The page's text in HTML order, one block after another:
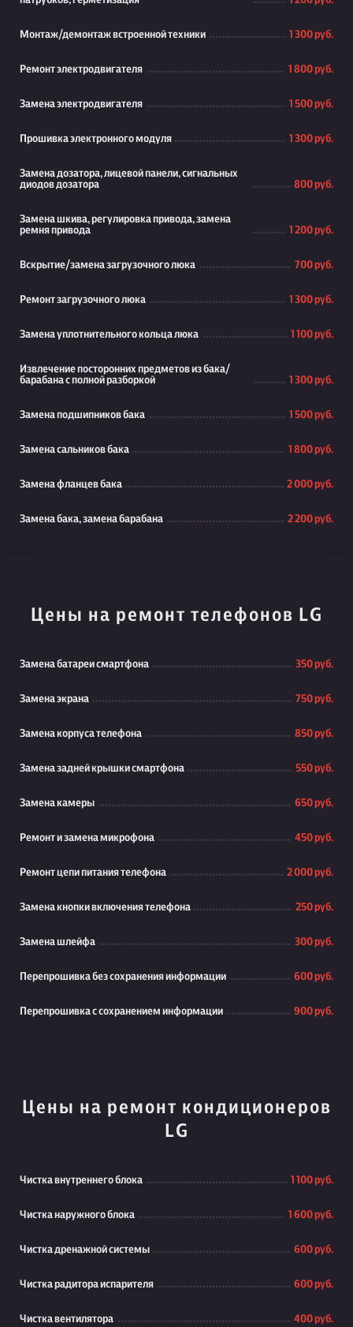
Монтаж/демонтаж встроенной техники 1 300 руб.
Ремонт электродвигателя 1 800 руб.
Замена электродвигателя 1 500 руб.
Прошивка электронного модуля 1 300 руб.
Замена дозатора, лицевой панели, сигнальных
диодов дозатора
800 руб.
Замена шкива, регулировка привода, замена
ремня привода
1 200 руб.
Вскрытие/замена загрузочного люка 700 руб.
Ремонт загрузочного люка 1 300 руб.
Замена уплотнительного кольца люка 1 100 руб.
Извлечение посторонних предметов из бака/
барабана с полной разборкой
1 300 руб.
Замена подшипников бака 1 500 руб.
Замена сальников бака 1 800 руб.
Замена фланцев бака 2 000 руб.
Замена бака, замена барабана 2 200 руб.
Цены на ремонт телефонов LG
Замена батареи смартфона 350 руб.
Замена экрана 750 руб.
Замена корпуса телефона 850 руб.
Замена задней крышки смартфона 550 руб.
Замена камеры 650 руб.
Ремонт и замена микрофона 450 руб.
Ремонт цепи питания телефона 2 000 руб.
Замена кнопки включения телефона 250 руб.
Замена шлейфа 300 руб.
Перепрошивка без сохранения информации 600 руб.
Перепрошивка с сохранением информации 900 руб.
Цены на ремонт кондиционеров
LG
Чистка внутреннего блока 1 100 руб.
Чистка наружного блока 1 600 руб.
Чистка дренажной системы 600 руб.
Чистка радитора испарителя 600 руб.
Чистка вентилятора 400 руб.